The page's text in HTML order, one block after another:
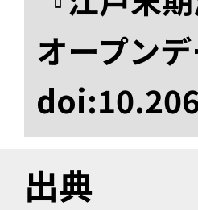
オープン
出典